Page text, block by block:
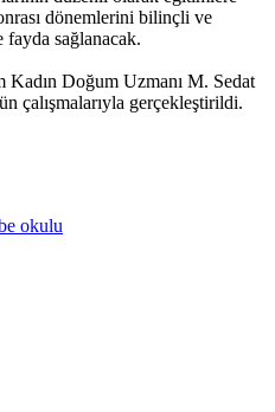
dönemlerini bilinçli ve
fayda sağlanacak.
Doğum Uzmanı M. Sedat
çalışmalarıyla gerçekleştirildi.
okulu